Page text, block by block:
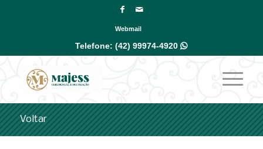
Webmail
Telefone:(42) 99974-4920
Voltar